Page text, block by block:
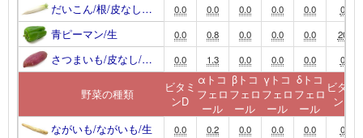
だいこん/根/皮なし… 0.0 0.0 0.0 0.0 0.0 0
青ピーマン/生 0.0 0.8 0.0 0.0 0.0 20
さつまいも/皮なし/… 0.0 1.3 0.0 0.0 0.0 0
野菜の種類
ビタミ
ンD
αトコ
フェロ
ール
βトコ
フェロ
ール
γトコ
フェロ
ール
δトコ
フェロ
ール
ビタミ
ンK
ながいも/ながいも/生
0.0 0.2 0.0 0.0 0.0 0